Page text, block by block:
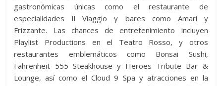
gastronómicas únicas como el restaurante de
especialidades Il Viaggio y bares como Amari y
Frizzante. Las chances de entretenimiento incluyen
Playlist Productions en el Teatro Rosso, y otros
restaurantes emblemáticos como Bonsai Sushi,
Fahrenheit 555 Steakhouse y Heroes Tribute Bar &
Lounge, así como el Cloud 9 Spa y atracciones en la